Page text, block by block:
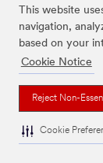
This website
navigation,
based on your
Cookie Notice
Reject Non-
Cookie